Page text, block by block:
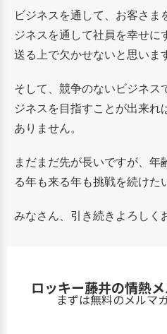
ビジネスを通して、お客さ
ジネスを通して社員を幸せに
送る上で欠かせないと思いま
そして、競争のないビジネス
ジネスを目指すことが出来れ
ありません。
まだまだ先が長いですが、
る年も来る年も挑戦を続けた
みなさん、引き続きよろしく
ロッキー藤井の情熱
まずは無料のメルマ